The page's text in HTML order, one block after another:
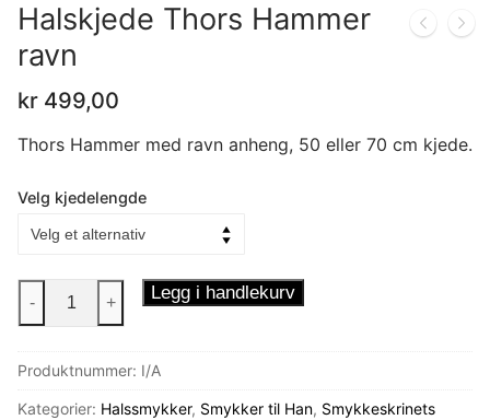
Halskjede Thors Hammer
ravn
kr 499,00
Thors Hammer med ravn anheng, 50 eller 70 cm kjede.
Velg kjedelengde
Halskjede
ravn
antall
- + Legg i handlekurv
Produktnummer: I/A
Kategorier: Halssmykker, Smykker til Han, Smykkeskrinets